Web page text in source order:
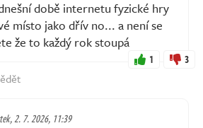
době internetu fyzické hry
místo jako dřív no... a není se
že to každý rok stoupá
1 3
2. 7. 2026, 11:39